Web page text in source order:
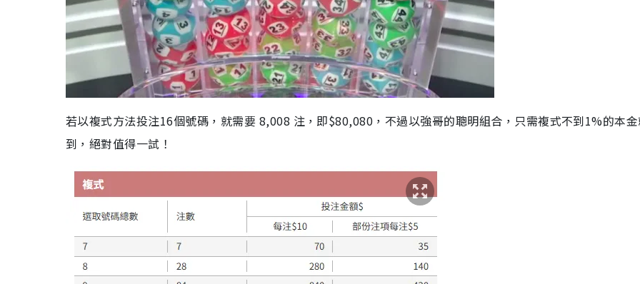
若以複式方法投注16個號碼，就需要 8,008 注，即$80,080，不過以強哥的聰明組合，只需複式不到1%的本
到，絕對值得一試！